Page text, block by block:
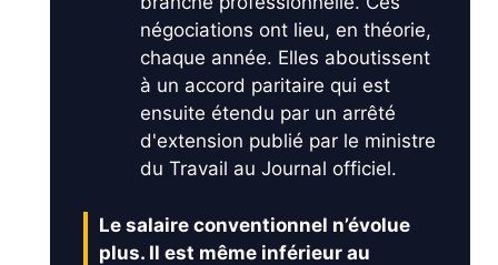
négociations ont lieu, en théorie,
chaque année. Elles aboutissent
à un accord paritaire qui est
ensuite étendu par un arrêté
d'extension publié par le ministre
du Travail au Journal officiel.
Le salaire conventionnel n’évolue
plus. Il est même inférieur au